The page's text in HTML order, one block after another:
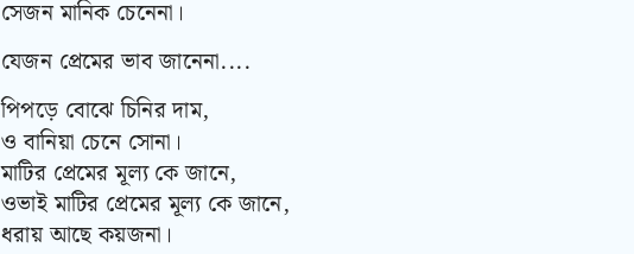
সেজন মানিক চেনেনা।
যেজন প্রেমের ভাব জানেনা....
পিপড়ে বোঝে চিনির দাম,
ও বানিয়া চেনে সোনা।
মাটির প্রেমের মূল্য কে জানে,
ওভাই মাটির প্রেমের মূল্য কে জানে,
ধরায় আছে কয়জনা।